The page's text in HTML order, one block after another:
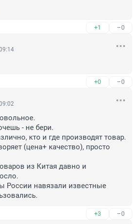
+1 –0
+0 –0
- не бери.
кто и где производят товар.
(цена+ качество), просто
из Китая давно и
России навязали известные
+3 –0